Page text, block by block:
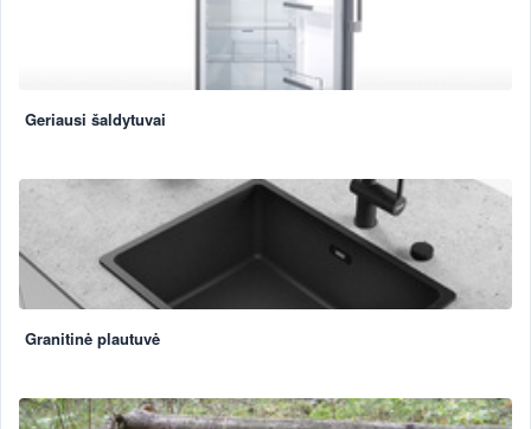
Geriausi šaldytuvai
Granitinė plautuvė